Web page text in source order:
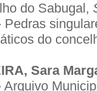
do Sabugal,
Pedras
do
Sara
Arquivo